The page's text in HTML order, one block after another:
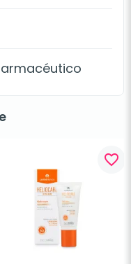
favorite_border